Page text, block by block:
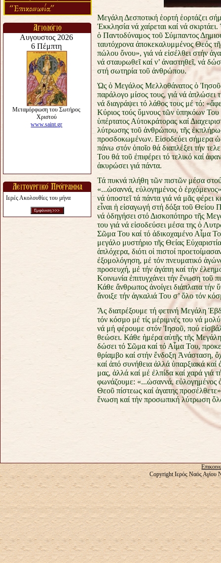
Ιερές Ακολουθίες του μήνα
Μεγάλη Δεσποτική ἑορτή ἑορτάζει
Ἐκκλησία νά χαίρεται καί νά
ὁ Παντοδύναμος τοῦ Σύμπαντος
ταυτόχρονα ἀποκεκαλυμμένος Θεός
πώλου ὄνου», γιά νά εἰσέλθει στήν
νά σταυρωθεῖ καί ν’ ἀναστηθεῖ, νά
στή σωτηρία τοῦ ἀνθρώπου.
Ὡς ὁ Μεγάλος Μελλοθάνατος ὁ Ἰησοῦς
παράλογο μίσος τους, γιά νά ἁπλώσει
νά διαγράψει τό λάθος τους μέ τό:
Κύριος τούς ὕμνους τῶν ὑπηκόων Του
ὑπέρτατος Αὐτοκράτορας καί
λύτρωσης τοῦ ἀνθρώπου, τῆς
προσδοκωμένων. Εἰσοδεύει σήμερα
πάνω στόν ὁποῖο θά διαπλέξει τήν
Του θά τοῦ ἐπιφέρει τό τελικό καί
ἀκυρώσει γιά πάντα.
Τά πυκνά πλήθη τῶν πιστῶν μέσα
«...ὡσαννά, εὐλογημένος ὁ
νά ὑποστεῖ τά πάντα γιά νά μᾶς φέρει
εἶναι ἡ εἰσαγωγή στή δόξα τοῦ
νά ὁδηγήσει στό Δισκοπότηρο τῆς
του γιά νά εἰσοδεύσει μέσα της ὁ
Σῶμα Του καί τό ἀδικοχαμένο Αἷμα
μεγάλο μυστήριο τῆς Θείας
ἁπλόχερα, διότι οἱ πιστοί
ἐξομολόγηση, μέ τόν πνευματικό
προσευχή, μέ τήν ἀγάπη καί τήν
Κοινωνία ἐπιτυγχάνει τήν ἕνωση τοῦ
Κάθε ἄνθρωπος ἀνοίγει διάπλατα τήν
ἄνοιξε τήν ἀγκαλιά Του σ’ ὅλο τόν
Ἄς διατρέξουμε τή φετινή Μεγάλη
τόν κόσμο μέ τίς μέριμνές του νά
νά μή φέρουμε στόν Ἰησοῦ, πού
θεώσει. Κάθε ἡμέρα αὐτῆς τῆς
δώσει τό Σῶμα καί τό Αἷμα Του,
θρίαμβο καί στήν ἔνδοξη Ἀνάσταση,
καί ἀπό συνήθεια ἀλλά ὑπαρξιακά καί
μας, ἀλλά καί μέ ἐλπίδα καί χαρά γιά
φωνάζουμε: «...ὡσαννά, εὐλογημένος
Θεοῦ πίστεως καί ἀγαπης
ἕνωση καί τήν προσωπική λύτρωση
Copyright Ιερός Ναός Αγίου